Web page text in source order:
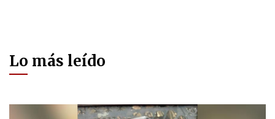
Lo más leído